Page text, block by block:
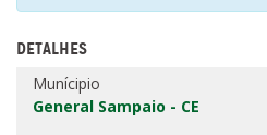
DETALHES
Munícipio
General Sampaio - CE